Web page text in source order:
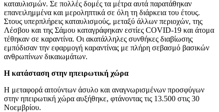
καταυλισμών. Σε πολλές δομές τα μέτρα αυτά παρατάθηκαν
επανειλημμένα και μεροληπτικά σε όλη τη διάρκεια του έτους.
Στους υπερπλήρεις καταυλισμούς, μεταξύ άλλων περιοχών, της
Λέσβου και της Σάμου καταγράφηκαν εστίες COVID-19 και άτομα
τέθηκαν σε καραντίνα. Οι ακατάλληλες συνθήκες διαβίωσης
εμπόδισαν την εφαρμογή καραντίνας με πλήρη σεβασμό βασικών
ανθρωπίνων δικαιωμάτων.
Η κατάσταση στην ηπειρωτική χώρα
Η μεταφορά αιτούντων άσυλο και αναγνωρισμένων προσφύγων
στην ηπειρωτική χώρα αυξήθηκε, φτάνοντας τις 13.500 στις 30
Νοεμβρίου.